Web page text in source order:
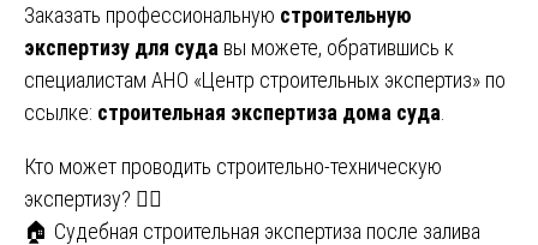
Заказать профессиональную строительную
экспертизу для суда вы можете, обратившись к
специалистам АНО «Центр строительных экспертиз» по
ссылке: строительная экспертиза дома суда
Навигация
по
Кто может проводить строительно-техническую
экспертизу? 👷‍♂️
🏠 Судебная строительная экспертиза после залива